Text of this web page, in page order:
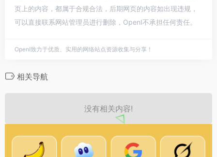
页上的内容，都属于合规合法，后期网页的内容如出现违规，
可以直接联系网站管理员进行删除，OpenI不承担任何责任。
OpenI致力于优质、实用的网络站点资源收集与分享！
相关导航
没有相关内容!